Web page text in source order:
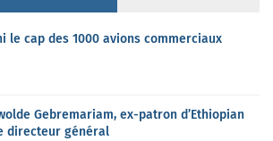
le cap des 1000 avions commerciaux
Gebremariam, ex-patron d’Ethiopian
directeur général